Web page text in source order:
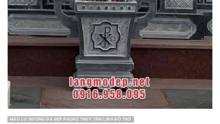
MẪU LƯ HƯƠNG ĐÁ ĐẸP PHONG THỦY TÂM LINH ĐỒ THỜ